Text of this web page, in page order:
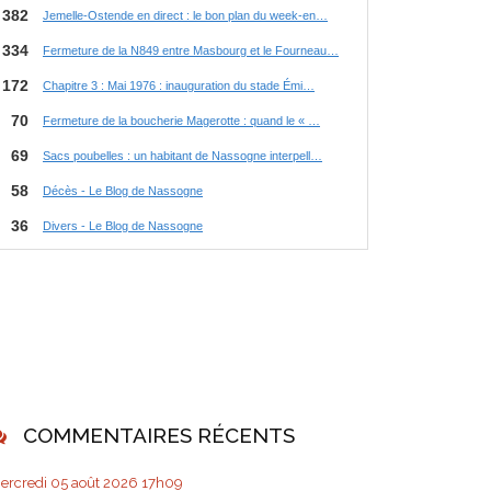
COMMENTAIRES RÉCENTS
05 août 2026 17h09